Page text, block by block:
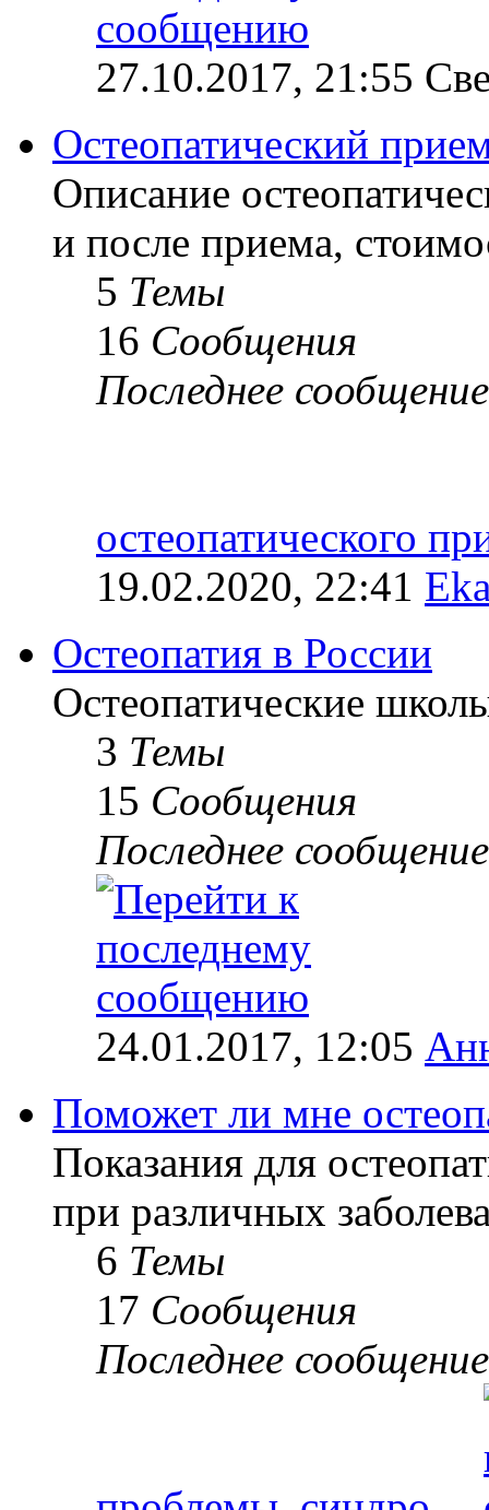
27.10.2017, 21:55
Остеопатический
Описание
и после приема,
5 Темы
16 Сообщения
Последнее сообщение
остеопатического
19.02.2020, 22:41
Остеопатия в России
Остеопатические
3 Темы
15 Сообщения
Последнее сообщение
24.01.2017, 12:05
Поможет ли мне
Показания для
при различных
6 Темы
17 Сообщения
Последнее сообщение